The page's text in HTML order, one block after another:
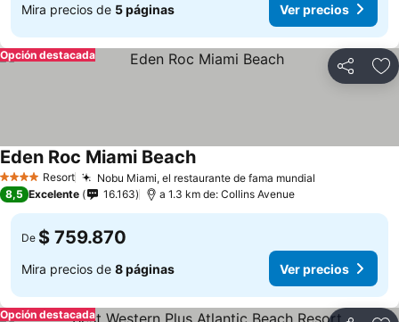
Mira precios de 5 páginas Ver precios
Compartir
Opción destacada
4 EstrellasResort Nobu Miami, el restaurante de fama mundial
Eden Roc Miami Beach
8,5 Excelente 16.163 a 1.3 km de: Collins Avenue
De $ 759.870
Mira precios de 8 páginas Ver precios
Opción destacada